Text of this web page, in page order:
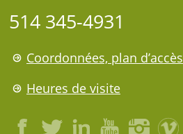
514 345-4931
Coordonnées, plan d’accès
Heures de visite